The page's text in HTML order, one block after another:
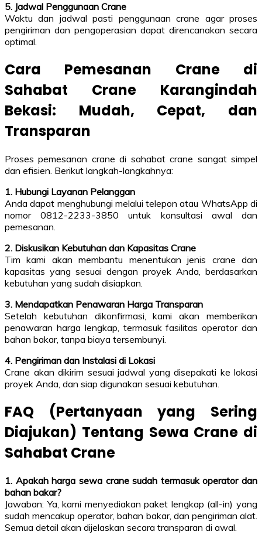
5. Jadwal Penggunaan Crane
Waktu dan jadwal pasti penggunaan crane agar proses
pengiriman dan pengoperasian dapat direncanakan secara
optimal.
Cara Pemesanan Crane di
Sahabat Crane Karangindah
Bekasi: Mudah, Cepat, dan
Transparan
Proses pemesanan crane di sahabat crane sangat simpel
dan efisien. Berikut langkah-langkahnya:
1. Hubungi Layanan Pelanggan
Anda dapat menghubungi melalui telepon atau WhatsApp di
nomor 0812-2233-3850 untuk konsultasi awal dan
pemesanan.
2. Diskusikan Kebutuhan dan Kapasitas Crane
Tim kami akan membantu menentukan jenis crane dan
kapasitas yang sesuai dengan proyek Anda, berdasarkan
kebutuhan yang sudah disiapkan.
3. Mendapatkan Penawaran Harga Transparan
Setelah kebutuhan dikonfirmasi, kami akan memberikan
penawaran harga lengkap, termasuk fasilitas operator dan
bahan bakar, tanpa biaya tersembunyi.
4. Pengiriman dan Instalasi di Lokasi
Crane akan dikirim sesuai jadwal yang disepakati ke lokasi
proyek Anda, dan siap digunakan sesuai kebutuhan.
FAQ (Pertanyaan yang Sering
Diajukan) Tentang Sewa Crane di
Sahabat Crane
1. Apakah harga sewa crane sudah termasuk operator dan
bahan bakar?
Jawaban: Ya, kami menyediakan paket lengkap (all-in) yang
sudah mencakup operator, bahan bakar, dan pengiriman alat.
Semua detail akan dijelaskan secara transparan di awal.